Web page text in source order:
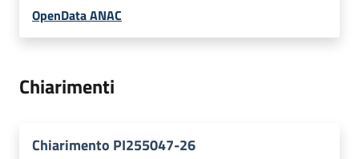
OpenData ANAC
Chiarimenti
Chiarimento PI255047-26